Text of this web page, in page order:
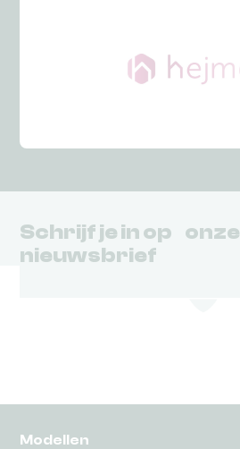
Schrijf je in op onze
nieuwsbrief
Modellen